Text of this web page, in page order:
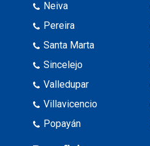
Neiva
Pereira
Santa Marta
Sincelejo
Valledupar
Villavicencio
Popayán